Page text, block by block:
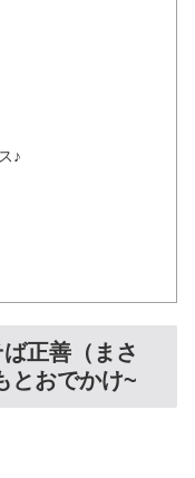
♪
正善（まさ
とおでかけ~